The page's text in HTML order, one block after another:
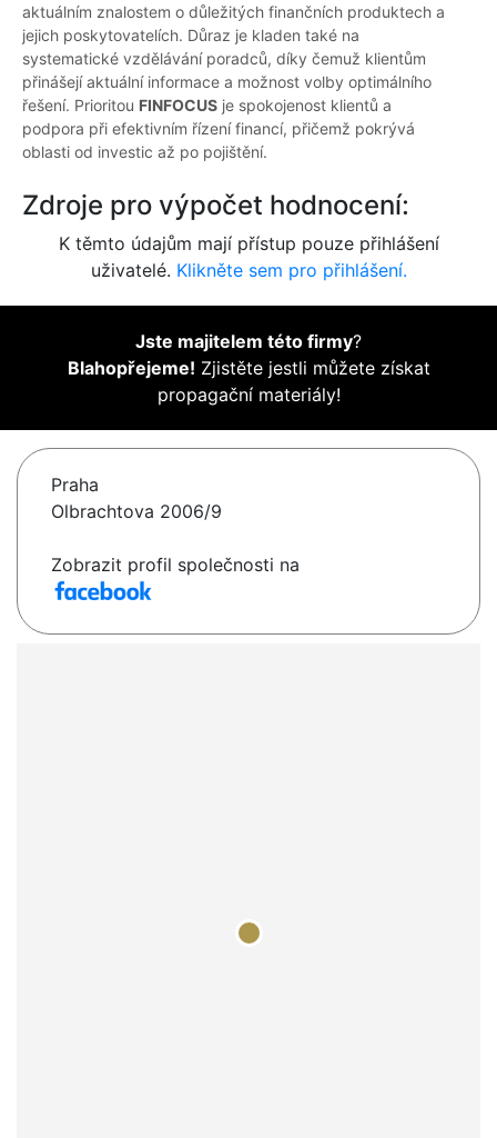
aktuálním znalostem o důležitých finančních produktech a
jejich poskytovatelích. Důraz je kladen také na
systematické vzdělávání poradců, díky čemuž klientům
přinášejí aktuální informace a možnost volby optimálního
řešení. Prioritou FINFOCUS je spokojenost klientů a
podpora při efektivním řízení financí, přičemž pokrývá
oblasti od investic až po pojištění.
Zdroje pro výpočet hodnocení:
K těmto údajům mají přístup pouze přihlášení
uživatelé. Klikněte sem pro přihlášení.
Jste majitelem této firmy?
Blahopřejeme! Zjistěte jestli můžete získat
propagační materiály!
Praha
Olbrachtova 2006/9
Zobrazit profil společnosti na